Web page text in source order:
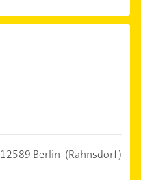
12589 Berlin (Rahnsdorf)